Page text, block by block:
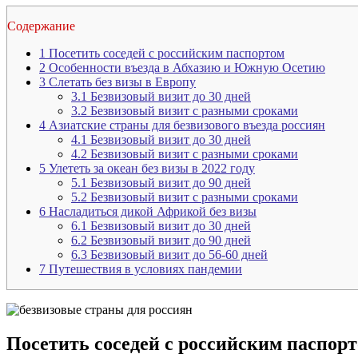
Содержание
1 Посетить соседей с российским паспортом
2 Особенности въезда в Абхазию и Южную Осетию
3 Слетать без визы в Европу
3.1 Безвизовый визит до 30 дней
3.2 Безвизовый визит с разными сроками
4 Азиатские страны для безвизового въезда россиян
4.1 Безвизовый визит до 30 дней
4.2 Безвизовый визит с разными сроками
5 Улететь за океан без визы в 2022 году
5.1 Безвизовый визит до 90 дней
5.2 Безвизовый визит с разными сроками
6 Насладиться дикой Африкой без визы
6.1 Безвизовый визит до 30 дней
6.2 Безвизовый визит до 90 дней
6.3 Безвизовый визит до 56-60 дней
7 Путешествия в условиях пандемии
Посетить соседей с российским